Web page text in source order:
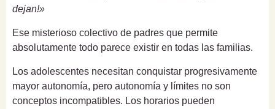
dejan!»
Ese misterioso colectivo de padres que permite
absolutamente todo parece existir en todas las familias.
Los adolescentes necesitan conquistar progresivamente
mayor autonomía, pero autonomía y límites no son
conceptos incompatibles. Los horarios pueden